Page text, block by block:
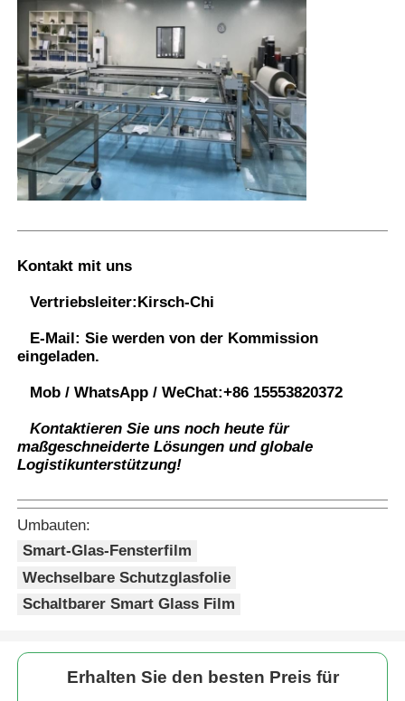
Kontakt mit uns
Vertriebsleiter:Kirsch-Chi
E-Mail: Sie werden von der Kommission
eingeladen.
Mob / WhatsApp / WeChat:+86 15553820372
Kontaktieren Sie uns noch heute für
maßgeschneiderte Lösungen und globale
Logistikunterstützung!
Umbauten:
Smart-Glas-Fensterfilm
Wechselbare Schutzglasfolie
Schaltbarer Smart Glass Film
Erhalten Sie den besten Preis für